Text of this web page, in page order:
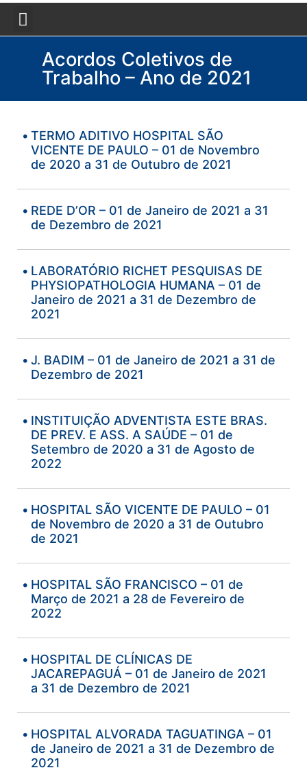
Acordos Coletivos de
Trabalho – Ano de 2021
TERMO ADITIVO HOSPITAL SÃO
VICENTE DE PAULO – 01 de Novembro
de 2020 a 31 de Outubro de 2021
REDE D’OR – 01 de Janeiro de 2021 a 31
de Dezembro de 2021
LABORATÓRIO RICHET PESQUISAS DE
PHYSIOPATHOLOGIA HUMANA – 01 de
Janeiro de 2021 a 31 de Dezembro de
2021
J. BADIM – 01 de Janeiro de 2021 a 31 de
Dezembro de 2021
INSTITUIÇÃO ADVENTISTA ESTE BRAS.
DE PREV. E ASS. A SAÚDE – 01 de
Setembro de 2020 a 31 de Agosto de
2022
HOSPITAL SÃO VICENTE DE PAULO – 01
de Novembro de 2020 a 31 de Outubro
de 2021
HOSPITAL SÃO FRANCISCO – 01 de
Março de 2021 a 28 de Fevereiro de
2022
HOSPITAL DE CLÍNICAS DE
JACAREPAGUÁ – 01 de Janeiro de 2021
a 31 de Dezembro de 2021
HOSPITAL ALVORADA TAGUATINGA – 01
de Janeiro de 2021 a 31 de Dezembro de
2021